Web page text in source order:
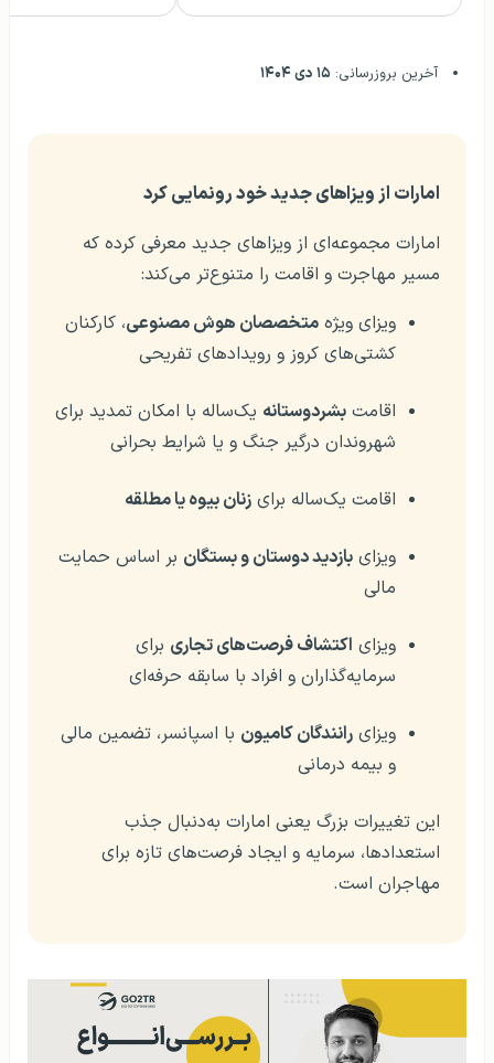
آخرین بروزرسانی: ۱۵ دی ۱۴۰۴
امارات از ویزاهای جدید خود رونمایی کرد
امارات مجموعه‌ای از ویزاهای جدید معرفی کرده که
مسیر مهاجرت و اقامت را متنوع‌تر می‌کند:
ویزای ویژه متخصصان هوش مصنوعی، کارکنان
کشتی‌های کروز و رویدادهای تفریحی
اقامت بشردوستانه یک‌ساله با امکان تمدید برای
شهروندان درگیر جنگ و یا شرایط بحرانی
اقامت یک‌ساله برای زنان بیوه یا مطلقه
ویزای بازدید دوستان و بستگان بر اساس حمایت
مالی
ویزای اکتشاف فرصت‌های تجاری برای
سرمایه‌گذاران و افراد با سابقه حرفه‌ای
ویزای رانندگان کامیون با اسپانسر، تضمین مالی
و بیمه درمانی
این تغییرات بزرگ یعنی امارات به‌دنبال جذب
استعدادها، سرمایه و ایجاد فرصت‌های تازه برای
مهاجران است.